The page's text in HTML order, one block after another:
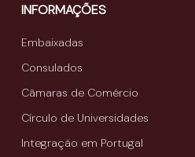
INFORMAÇÕES
Embaixadas
Consulados
Câmaras de Comércio
Círculo de Universidades
Integração em Portugal